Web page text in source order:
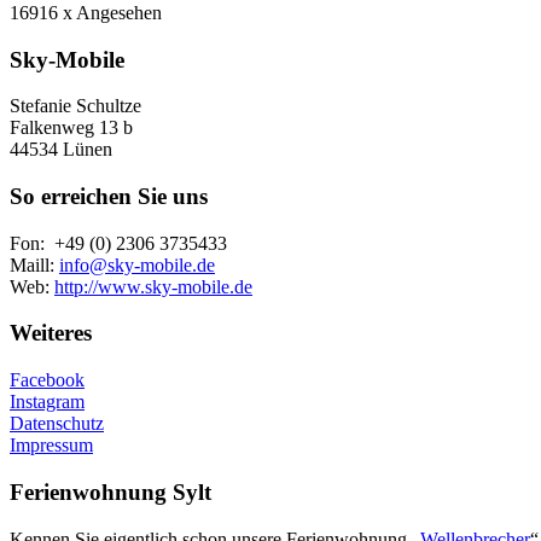
16916 x Angesehen
Sky-Mobile
Stefanie Schultze
Falkenweg 13 b
44534 Lünen
So erreichen Sie uns
Fon: +49 (0) 2306 3735433
Maill: info@sky-mobile.de
Web: http://www.sky-mobile.de
Weiteres
Facebook
Instagram
Datenschutz
Impressum
Ferienwohnung Sylt